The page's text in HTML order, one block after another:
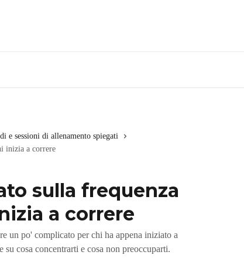
e sessioni di allenamento spiegati
inizia a correre
sulla frequenza
a correre
un po' complicato per chi ha appena iniziato a
cosa concentrarti e cosa non preoccuparti.